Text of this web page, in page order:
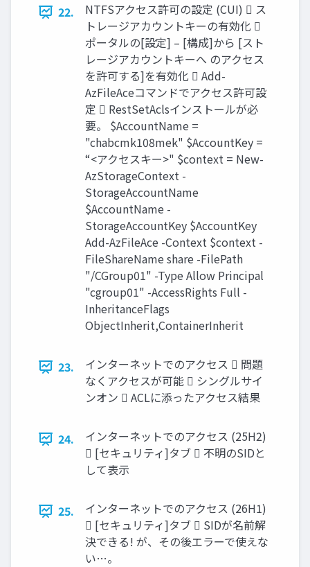
22.
NTFSアクセス許可の設定 (CUI)  ス
トレージアカウントキーの有効化 
ポータルの[設定] – [構成]から [スト
レージアカウントキーへ のアクセス
を許可する]を有効化  Add-
AzFileAceコマンドでアクセス許可設
定  RestSetAclsインストールが必
要。 $AccountName =
"chabcmk108mek" $AccountKey =
“<アクセスキー>" $context = New-
AzStorageContext -
StorageAccountName
$AccountName -
StorageAccountKey $AccountKey
Add-AzFileAce -Context $context -
FileShareName share -FilePath
"/CGroup01" -Type Allow Principal
"cgroup01" -AccessRights Full -
InheritanceFlags
ObjectInherit,ContainerInherit
23.
インターネットでのアクセス  問題
なくアクセスが可能  シングルサイ
ンオン  ACLに添ったアクセス結果
24.
インターネットでのアクセス (25H2)
 [セキュリティ]タブ  不明のSIDと
して表示
25.
インターネットでのアクセス (26H1)
 [セキュリティ]タブ  SIDが名前解
決できる! が、その後エラーで使えな
い…。